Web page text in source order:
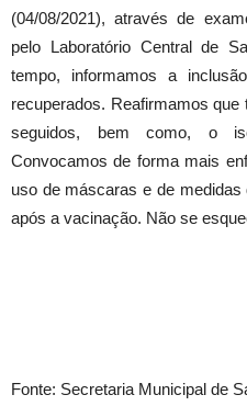
(04/08/2021), através de
pelo Laboratório Central de
tempo, informamos a
recuperados. Reafirmamos
seguidos, bem como, o
Convocamos de forma mais
uso de máscaras e de
após a vacinação. Não se
Fonte: Secretaria Municipal de